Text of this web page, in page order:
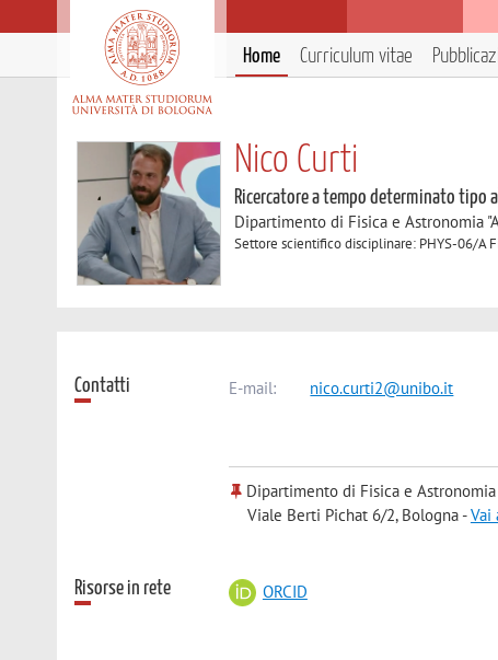
Home Curriculum vitae
Nico Curti
Ricercatore a tempo determinato
Dipartimento di Fisica e Astronomia
Settore scientifico disciplinare: PHYS-06/A
Contatti E-mail: nico.curti2@unibo.it
Dipartimento di Fisica e Astronomia
Viale Berti Pichat 6/2, Bologna -Vai
Risorse in rete ORCID